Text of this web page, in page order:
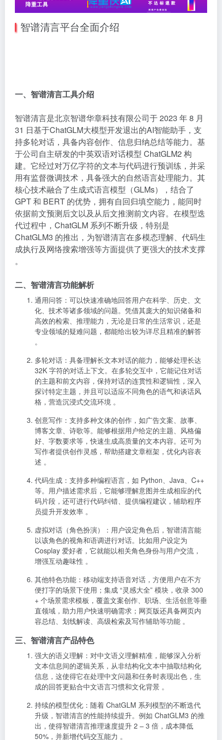
智谱清言平台全面介绍
一、智谱清言工具介绍
智谱清言是北京智谱华章科技有限公司于 2023 年 8 月
31 日基于ChatGLM大模型开发退出的AI智能助手，支
持多轮对话，具备内容创作、信息归纳总结等能力。基
于公司自主研发的中英双语对话模型 ChatGLM2 构
建。它经过对万亿字符的文本与代码进行预训练，并采
用有监督微调技术，具备强大的自然语言处理能力。其
核心技术融合了生成式语言模型（GLMs），结合了
GPT 和 BERT 的优势，拥有自回归填空能力，能同时
依据前文预测后文以及从后文推测前文内容。在模型迭
代过程中，ChatGLM 系列不断升级，特别是
ChatGLM3 的推出，为智谱清言在多模态理解、代码生
成执行及网络搜索增强等方面提供了更强大的技术支撑
。
二、智谱清言功能解析
通用问答 ：可以快速准确地回答用户在科学、历史、文
化、技术等诸多领域的问题。凭借其庞大的知识储备和
高效的检索、推理能力，无论是日常的生活常识，还是
专业领域的疑难问题，都能给出较为详尽且精准的解答
。
多轮对话 ：具备理解长文本对话的能力，能够处理长达
32K 字符的对话上下文。在多轮交互中，它能记住对话
的主题和前文内容，保持对话的连贯性和逻辑性，深入
探讨特定主题，并且可以适应不同角色的语气和谈话风
格，营造沉浸式交流环境 。
创意写作 ：支持多种文体的创作，如广告文案、故事、
博客文章、诗歌等。能够根据用户给定的主题、风格偏
好、字数要求等，快速生成高质量的文本内容。还可为
写作者提供创作灵感，帮助搭建文章框架，优化内容表
述 。
代码生成 ：支持多种编程语言，如 Python、Java、C++
等。用户描述需求后，它能够理解意图并生成相应的代
码片段，还可进行代码纠错、提供编程建议，辅助程序
员提升开发效率 。
虚拟对话（角色扮演）
：用户设定角色后，智谱清言能
以该角色的视角和语调进行对话。比如用户设定为
Cosplay 爱好者，它就能以相关角色身份与用户交流，
增强互动趣味性 。
其他特色功能 ：移动端支持语音对话，方便用户在不方
便打字的场景下使用；集成 “灵感大全” 模块，收录 300
+ 个场景需求模板，覆盖文案创作、职场、生活创意等垂
直领域，助力用户快速明确需求；网页版还具备网页内
容总结、划线解读、高级检索及写作辅助等功能 。
三、智谱清言产品特色
强大的语义理解 ：对中文语义理解精准，能够深入分析
文本信息间的逻辑关系，从非结构化文本中抽取结构化
信息，这使得它在处理中文问题和任务时表现出色，生
成的回答更贴合中文语言习惯和文化背景 。
持续的模型优化 ：随着 ChatGLM 系列模型的不断迭代
升级，智谱清言的性能持续提升。例如 ChatGLM3 的推
出，使得智谱清言推理速度提升 2 – 3 倍，成本降低
50%，并新增代码交互能力 。